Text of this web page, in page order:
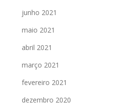
junho 2021
maio 2021
abril 2021
março 2021
fevereiro 2021
dezembro 2020